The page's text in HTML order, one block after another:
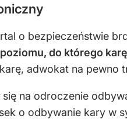
o bezpieczeństwie
do którego
adwokat na pewno
na odroczenie
o odbywanie kary